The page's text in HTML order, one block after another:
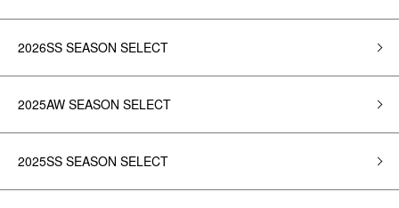
2026SS SEASON SELECT
2025AW SEASON SELECT
2025SS SEASON SELECT